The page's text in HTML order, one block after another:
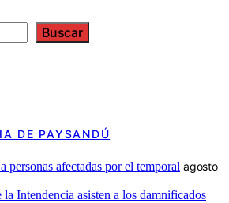
Buscar
DE PAYSANDÚ
personas afectadas por el temporal agosto
la Intendencia asisten a los damnificados